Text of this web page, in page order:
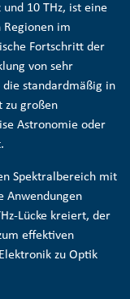
10 THz, ist eine
Regionen im
Fortschritt der
von sehr
die standardmäßig in
zu großen
Astronomie oder
Spektralbereich mit
Anwendungen
Lücke kreiert, der
effektiven
zu Optik